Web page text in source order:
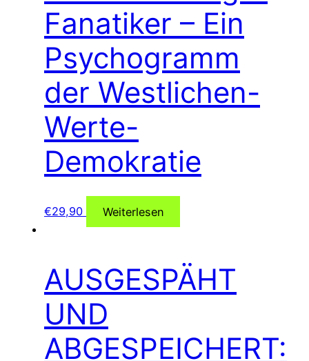
Fanatiker – Ein
Psychogramm
der Westlichen-
Werte-
Demokratie
€29,90 Weiterlesen
AUSGESPÄHT
UND
ABGESPEICHERT: